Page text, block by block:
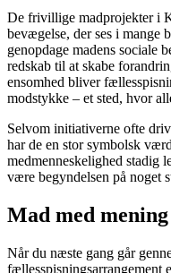
De frivillige madprojekter i
bevægelse, der ses i mange
genopdage madens sociale
redskab til at skabe
ensomhed bliver
modstykke – et sted, hvor
Selvom initiativerne ofte
har de en stor symbolsk
medmenneskelighed stadig
være begyndelsen på noget
Mad med
Når du næste gang går
fællesspisningsarrangement